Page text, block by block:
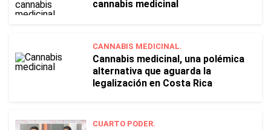
cannabis medicinal
CANNABIS MEDICINAL.
Cannabis medicinal, una polémica
alternativa que aguarda la
legalización en Costa Rica
CUARTO PODER.